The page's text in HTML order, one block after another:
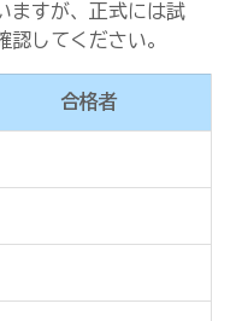
ますが、正式には試
認してください。
合格者